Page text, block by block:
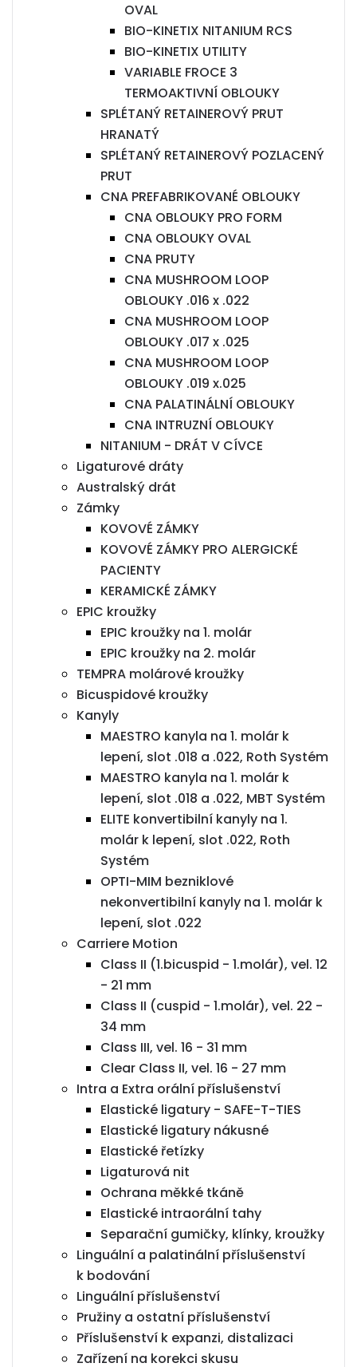
OVAL
BIO-KINETIX NITANIUM RCS
BIO-KINETIX UTILITY
VARIABLE FROCE 3
TERMOAKTIVNÍ OBLOUKY
SPLÉTANÝ RETAINEROVÝ PRUT
HRANATÝ
SPLÉTANÝ RETAINEROVÝ POZLACENÝ
PRUT
CNA PREFABRIKOVANÉ OBLOUKY
CNA OBLOUKY PRO FORM
CNA OBLOUKY OVAL
CNA PRUTY
CNA MUSHROOM LOOP
OBLOUKY .016 x .022
CNA MUSHROOM LOOP
OBLOUKY .017 x .025
CNA MUSHROOM LOOP
OBLOUKY .019 x.025
CNA PALATINÁLNÍ OBLOUKY
CNA INTRUZNÍ OBLOUKY
NITANIUM - DRÁT V CÍVCE
Ligaturové dráty
Australský drát
Zámky
KOVOVÉ ZÁMKY
KOVOVÉ ZÁMKY PRO ALERGICKÉ
PACIENTY
KERAMICKÉ ZÁMKY
EPIC kroužky
EPIC kroužky na 1. molár
EPIC kroužky na 2. molár
TEMPRA molárové kroužky
Bicuspidové kroužky
Kanyly
MAESTRO kanyla na 1. molár k
lepení, slot .018 a .022, Roth Systém
MAESTRO kanyla na 1. molár k
lepení, slot .018 a .022, MBT Systém
ELITE konvertibilní kanyly na 1.
molár k lepení, slot .022, Roth
Systém
OPTI-MIM bezniklové
nekonvertibilní kanyly na 1. molár k
lepení, slot .022
Carriere Motion
Class II (1.bicuspid - 1.molár), vel. 12
- 21 mm
Class II (cuspid - 1.molár), vel. 22 -
34 mm
Class III, vel. 16 - 31 mm
Clear Class II, vel. 16 - 27 mm
Intra a Extra orální příslušenství
Elastické ligatury - SAFE-T-TIES
Elastické ligatury nákusné
Elastické řetízky
Ligaturová nit
Ochrana měkké tkáně
Elastické intraorální tahy
Separační gumičky, klínky, kroužky
Linguální a palatinální příslušenství
k bodování
Linguální příslušenství
Pružiny a ostatní příslušenství
Příslušenství k expanzi, distalizaci
Zařízení na korekci skusu